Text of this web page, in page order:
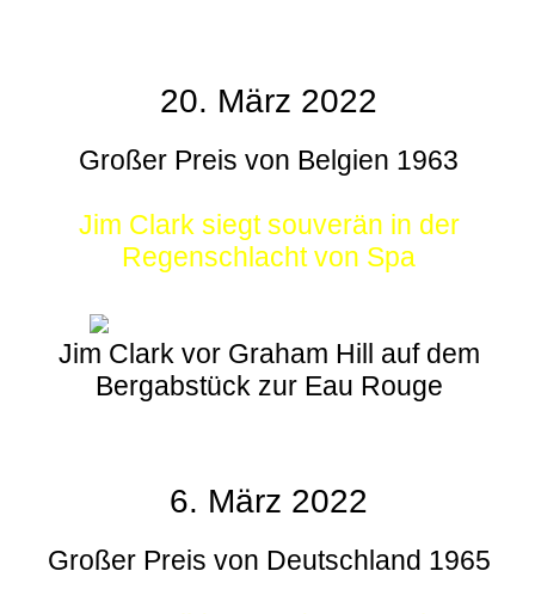
20. März 2022
Großer Preis von Belgien 1963
Jim Clark siegt souverän in der
Regenschlacht von Spa
Jim Clark vor Graham Hill auf dem
Bergabstück zur Eau Rouge
6. März 2022
Großer Preis von Deutschland 1965